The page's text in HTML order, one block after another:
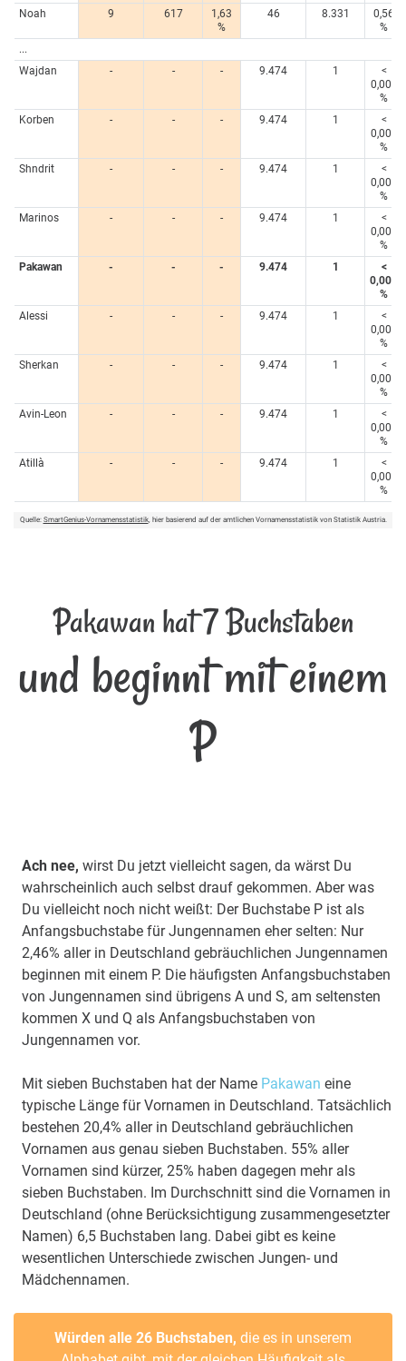
Noah
9 617
1,63
%
46 8.331
0,56
%
...
Wajdan
- - - 9.474 1
<
0,005
%
Korben
- - - 9.474 1
<
0,005
%
Shndrit
- - - 9.474 1
<
0,005
%
Marinos
- - - 9.474 1
<
0,005
%
Pakawan
- - - 9.474 1
<
0,005
%
Alessi
- - - 9.474 1
<
0,005
%
Sherkan
- - - 9.474 1
<
0,005
%
Avin-Leon
- - - 9.474 1
<
0,005
%
Atillà
- - - 9.474 1
<
0,005
%
Quelle: SmartGenius-Vornamensstatistik, hier basierend auf der amtlichen Vornamensstatistik von Statistik Austria.
Pakawan hat 7 Buchstaben
und beginnt mit einem
P
Ach nee, wirst Du jetzt vielleicht sagen, da wärst Du
wahrscheinlich auch selbst drauf gekommen. Aber was
Du vielleicht noch nicht weißt: Der Buchstabe P ist als
Anfangsbuchstabe für Jungennamen eher selten: Nur
2,46% aller in Deutschland gebräuchlichen Jungennamen
beginnen mit einem P. Die häufigsten Anfangsbuchstaben
von Jungennamen sind übrigens A und S, am seltensten
kommen X und Q als Anfangsbuchstaben von
Jungennamen vor.
Mit sieben Buchstaben hat der Name Pakawan eine
typische Länge für Vornamen in Deutschland. Tatsächlich
bestehen 20,4% aller in Deutschland gebräuchlichen
Vornamen aus genau sieben Buchstaben. 55% aller
Vornamen sind kürzer, 25% haben dagegen mehr als
sieben Buchstaben. Im Durchschnitt sind die Vornamen in
Deutschland (ohne Berücksichtigung zusammengesetzter
Namen) 6,5 Buchstaben lang. Dabei gibt es keine
wesentlichen Unterschiede zwischen Jungen- und
Mädchennamen.
Würden alle 26 Buchstaben, die es in unserem